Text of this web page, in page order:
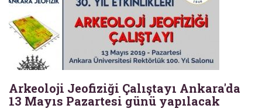
Arkeoloji Jeofiziği Çalıştayı Ankara'da
13 Mayıs Pazartesi günü yapılacak